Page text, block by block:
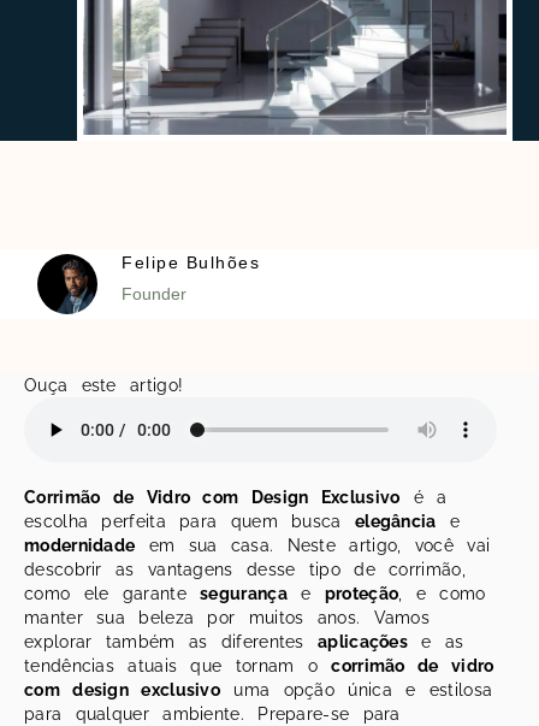
Felipe Bulhões
Founder
Ouça este artigo!
Corrimão de Vidro com Design Exclusivo é a
escolha perfeita para quem busca elegância e
modernidade em sua casa. Neste artigo, você vai
descobrir as vantagens desse tipo de corrimão,
como ele garantesegurançae proteção , e como
manter sua beleza por muitos anos. Vamos
explorar também as diferentesaplicações e as
tendências atuais que tornam ocorrimão de vidro
com design exclusivo uma opção única e estilosa
para qualquer ambiente. Prepare-se para